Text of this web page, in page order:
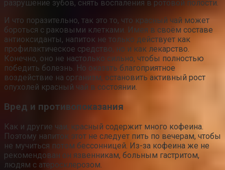
разрушение зубов, снять воспаления в ротовой полости.
И что поразительно, так это то, что красный чай может
бороться с раковыми клетками. Имея в своём составе
антиоксиданты, напиток не только действует как
профилактическое средство, но и как лекарство.
Конечно, оно не настолько сильно, чтобы полностью
победить болезнь. Но оказать благоприятное
воздействие на организм, остановить активный рост
опухолей красный чай в состоянии.
Вред и противопоказания
Как и другие чаи, красный содержит много кофеина.
Поэтому напиток этот не следует пить по вечерам, чтобы
не мучиться потом бессонницей. Из-за кофеина же не
рекомендован он язвенникам, больным гастритом,
людям с атеросклерозом.